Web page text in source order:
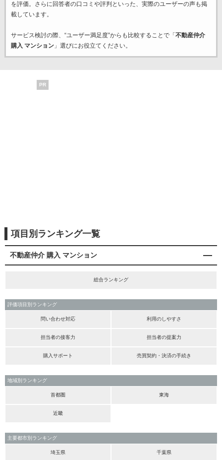
を評価。さらに回答者の口コミや評判といった、実際のユーザーの声も掲
載しています。
サービス検討の際、“ユーザー満足度”からも比較することで「 不動産仲介
購入 マンション」選びにお役立てください。
PR
項目別ランキング一覧
不動産仲介 購入 マンション
総合ランキング
評価項目別ランキング
問い合わせ対応 利用のしやすさ
担当者の接客力 担当者の提案力
購入サポート 売買契約・決済の手続き
地域別ランキング
首都圏 東海
近畿
主要都市別ランキング
埼玉県 千葉県